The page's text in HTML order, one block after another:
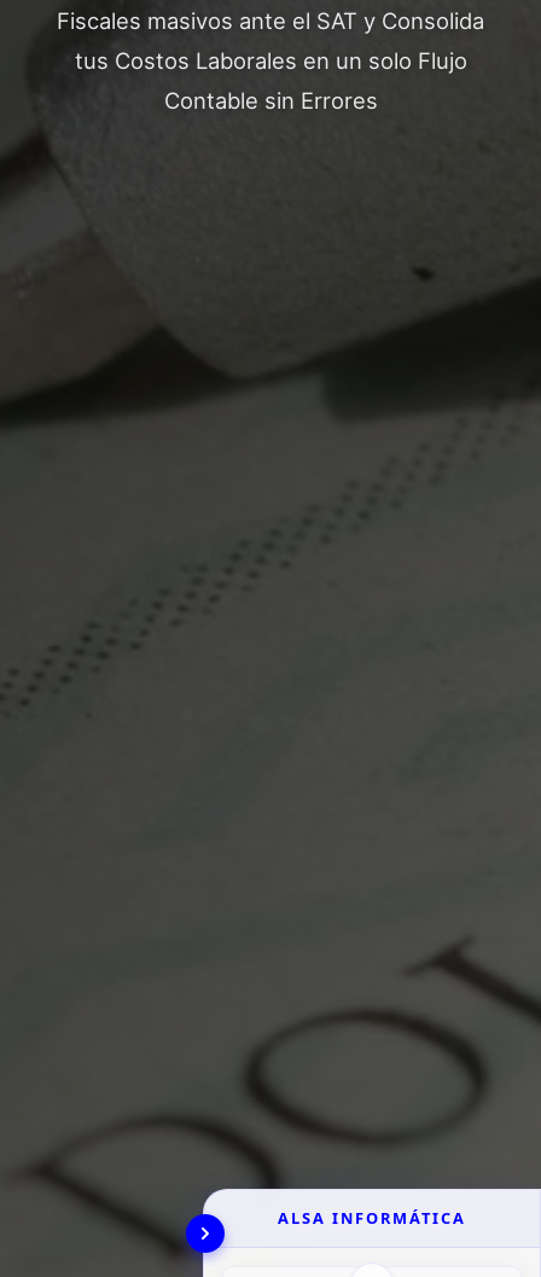
Fiscales masivos ante el SAT y Consolida
tus Costos Laborales en un solo Flujo
Contable sin Errores
ALSA INFORMÁTICA